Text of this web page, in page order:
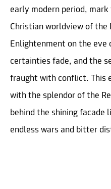
early modern period,
Christian worldview of the
Enlightenment on the eve
certainties fade, and the
fraught with conflict. This
with the splendor of the
behind the shining facade
endless wars and bitter